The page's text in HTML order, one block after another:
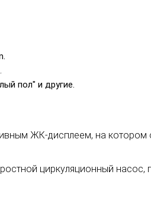
пол" и другие.
ЖК-дисплеем, на
циркуляционный насос,